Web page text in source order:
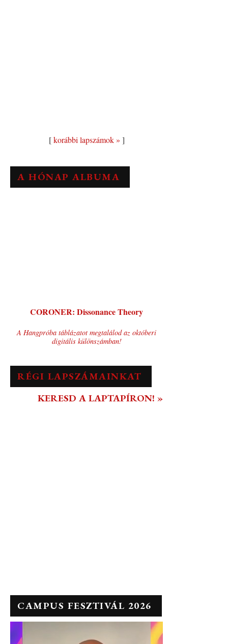
[korábbi lapszámok » ]
A HÓNAP ALBUMA
CORONER: Dissonance Theory
A Hangpróba táblázatot megtalálod az októberi
digitális különszámban!
RÉGI LAPSZÁMAINKAT
KERESD A LAPTAPÍRON! »
CAMPUS FESZTIVÁL 2026